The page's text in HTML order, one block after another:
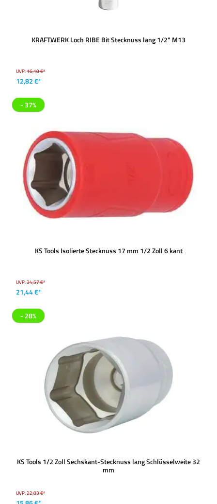
KRAFTWERK Loch RIBE Bit Stecknuss lang 1/2" M13
UVP:16,18 €*
12,82 €*
- 37%
KS Tools Isolierte Stecknuss 17 mm 1/2 Zoll 6 kant
UVP:34,57 €*
21,44 €*
- 28%
KS Tools 1/2 Zoll Sechskant-Stecknuss lang Schlüsselweite 32
mm
UVP:22,03 €*